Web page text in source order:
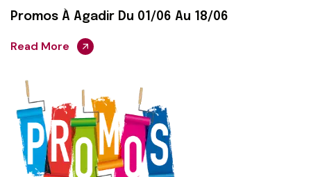
Promos À Agadir Du 01/06 Au 18/06
Read More